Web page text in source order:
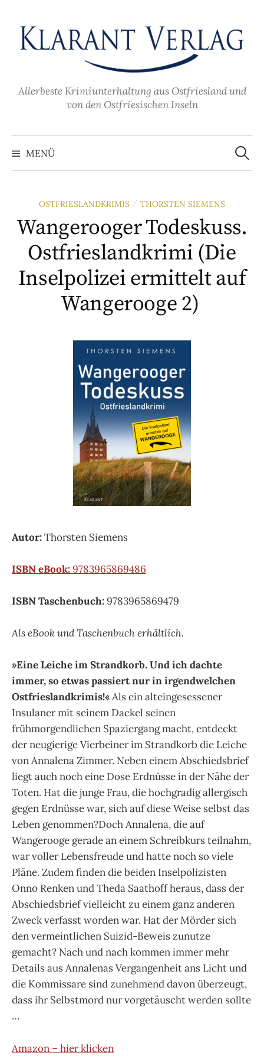
Inhalt
überspringen
Allerbeste Krimiunterhaltung aus Ostfriesland und
von den Ostfriesischen Inseln
MENÜ
Suche
nach:
OSTFRIESLANDKRIMIS / THORSTEN SIEMENS
Wangerooger Todeskuss.
Ostfrieslandkrimi (Die
Inselpolizei ermittelt auf
Wangerooge 2)
Autor:Thorsten Siemens
ISBN eBook:9783965869486
ISBN Taschenbuch:9783965869479
Als eBook und Taschenbuch erhältlich.
»Eine Leiche im Strandkorb. Und ich dachte
immer, so etwas passiert nur in irgendwelchen
Ostfrieslandkrimis!«Als ein alteingesessener
Insulaner mit seinem Dackel seinen
frühmorgendlichen Spaziergang macht, entdeckt
der neugierige Vierbeiner im Strandkorb die Leiche
von Annalena Zimmer. Neben einem Abschiedsbrief
liegt auch noch eine Dose Erdnüsse in der Nähe der
Toten. Hat die junge Frau, die hochgradig allergisch
gegen Erdnüsse war, sich auf diese Weise selbst das
Leben genommen?Doch Annalena, die auf
Wangerooge gerade an einem Schreibkurs teilnahm,
war voller Lebensfreude und hatte noch so viele
Pläne. Zudem finden die beiden Inselpolizisten
Onno Renken und Theda Saathoff heraus, dass der
Abschiedsbrief vielleicht zu einem ganz anderen
Zweck verfasst worden war. Hat der Mörder sich
den vermeintlichen Suizid-Beweis zunutze
gemacht? Nach und nach kommen immer mehr
Details aus Annalenas Vergangenheit ans Licht und
die Kommissare sind zunehmend davon überzeugt,
dass ihr Selbstmord nur vorgetäuscht werden sollte
…
Amazon – hier klicken